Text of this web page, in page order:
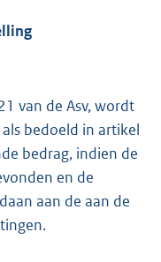
van de Asv, wordt
bedoeld in artikel
bedrag, indien de
en de
aan de aan de